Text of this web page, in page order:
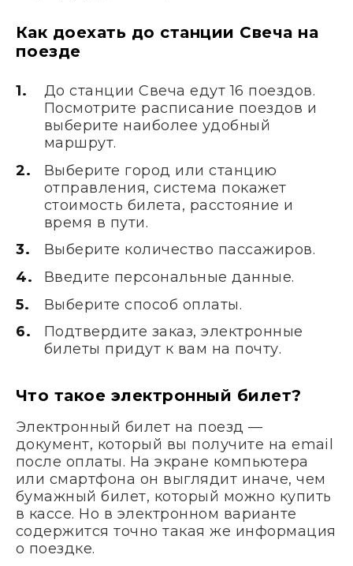
Как доехать до станции Свеча на
поезде
До станции Свеча едут 16 поездов.
Посмотрите расписание поездов и
выберите наиболее удобный
маршрут.
Выберите город или станцию
отправления, система покажет
стоимость билета, расстояние и
время в пути.
Выберите количество пассажиров.
Введите персональные данные.
Выберите способ оплаты.
Подтвердите заказ, электронные
билеты придут к вам на почту.
Что такое электронный билет?
Электронный билет на поезд —
документ, который вы получите на email
после оплаты. На экране компьютера
или смартфона он выглядит иначе, чем
бумажный билет, который можно купить
в кассе. Но в электронном варианте
содержится точно такая же информация
о поездке.